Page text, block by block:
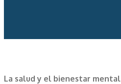
La salud y el bienestar mental